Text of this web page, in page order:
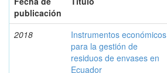
publicación
2018
Instrumentos económicos
para la gestión de
residuos de envases en
Ecuador